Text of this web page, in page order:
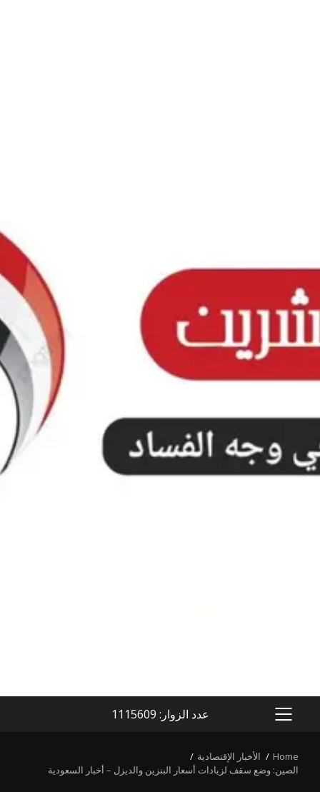
PRIMARY
عدد الزوار: 1115609
Home
الأخبار الإقتصادية
الصين: وضع سقف لزيادات أسعار البنزين والديزل – أخبار السعودية